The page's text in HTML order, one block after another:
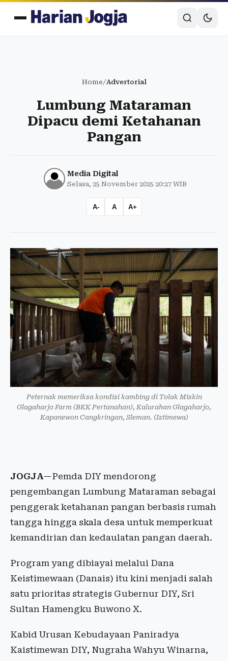
Home/Advertorial
Lumbung Mataraman
Dipacu demi Ketahanan
Pangan
Media Digital
Selasa, 25 November 2025 20:27 WIB
A- A A+
Peternak memeriksa kondisi kambing di Tolak Miskin
Glagaharjo Farm (BKK Pertanahan), Kalurahan Glagaharjo,
Kapanewon Cangkringan, Sleman. (Istimewa)
JOGJA—Pemda DIY mendorong
pengembangan Lumbung Mataraman sebagai
penggerak ketahanan pangan berbasis rumah
tangga hingga skala desa untuk memperkuat
kemandirian dan kedaulatan pangan daerah.
Program yang dibiayai melalui Dana
Keistimewaan (Danais) itu kini menjadi salah
satu prioritas strategis Gubernur DIY, Sri
Sultan Hamengku Buwono X.
Kabid Urusan Kebudayaan Paniradya
Kaistimewan DIY, Nugraha Wahyu Winarna,